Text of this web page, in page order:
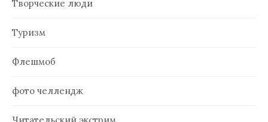
Творческие люди
Туризм
Флешмоб
фото челлендж